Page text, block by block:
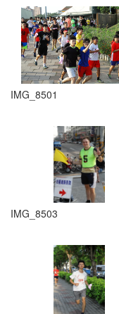
IMG_8501
IMG_8503